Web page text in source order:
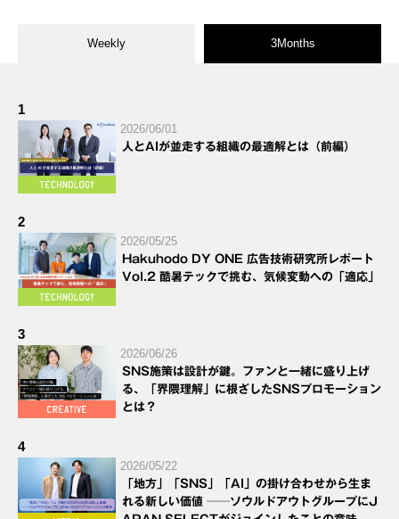
Weekly 3Months
1
2026/06/01
人とAIが並走する組織の最適解とは（前編）
2
2026/05/25
Hakuhodo DY ONE 広告技術研究所レポート
Vol.2 酷暑テックで挑む、気候変動への「適応」
3
2026/06/26
SNS施策は設計が鍵。ファンと一緒に盛り上げ
る、「界隈理解」に根ざしたSNSプロモーション
とは？
4
2026/05/22
「地方」「SNS」「AI」の掛け合わせから生ま
れる新しい価値 ──ソウルドアウトグループにJ